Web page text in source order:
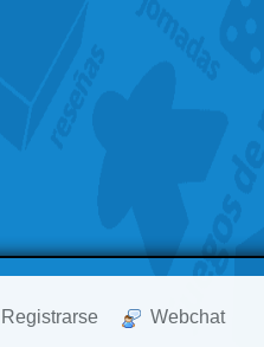
Registrarse Webchat